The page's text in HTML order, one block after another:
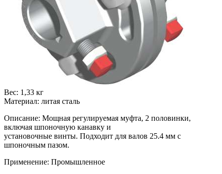
Вес: 1,33 кг
Материал: литая сталь
Описание: Мощная регулируемая муфта, 2 половинки,
включая шпоночную канавку и
установочные винты. Подходит для валов 25.4 мм с
шпоночным пазом.
Применение: Промышленное